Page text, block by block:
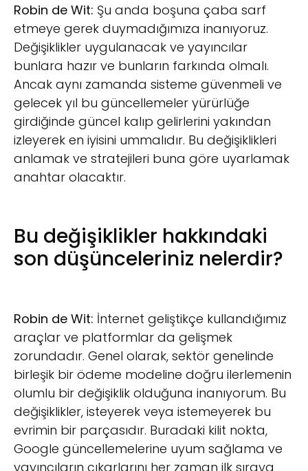
Robin de Wit: Şu anda boşuna çaba sarf
etmeye gerek duymadığımıza inanıyoruz.
Değişiklikler uygulanacak ve yayıncılar
bunlara hazır ve bunların farkında olmalı.
Ancak aynı zamanda sisteme güvenmeli ve
gelecek yıl bu güncellemeler yürürlüğe
girdiğinde güncel kalıp gelirlerini yakından
izleyerek en iyisini ummalıdır. Bu değişiklikleri
anlamak ve stratejileri buna göre uyarlamak
anahtar olacaktır.
Bu değişiklikler hakkındaki
son düşünceleriniz nelerdir?
Robin de Wit: İnternet geliştikçe kullandığımız
araçlar ve platformlar da gelişmek
zorundadır. Genel olarak, sektör genelinde
birleşik bir ödeme modeline doğru ilerlemenin
olumlu bir değişiklik olduğuna inanıyorum. Bu
değişiklikler, isteyerek veya istemeyerek bu
evrimin bir parçasıdır. Buradaki kilit nokta,
Google güncellemelerine uyum sağlama ve
yayıncıların çıkarlarını her zaman ilk sıraya